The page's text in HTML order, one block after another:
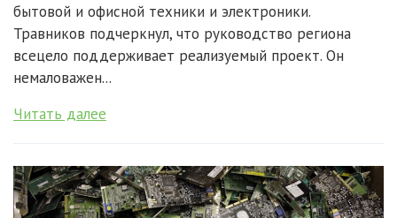
бытовой и офисной техники и электроники.
Травников подчеркнул, что руководство региона
всецело поддерживает реализуемый проект. Он
немаловажен...
Читать далее